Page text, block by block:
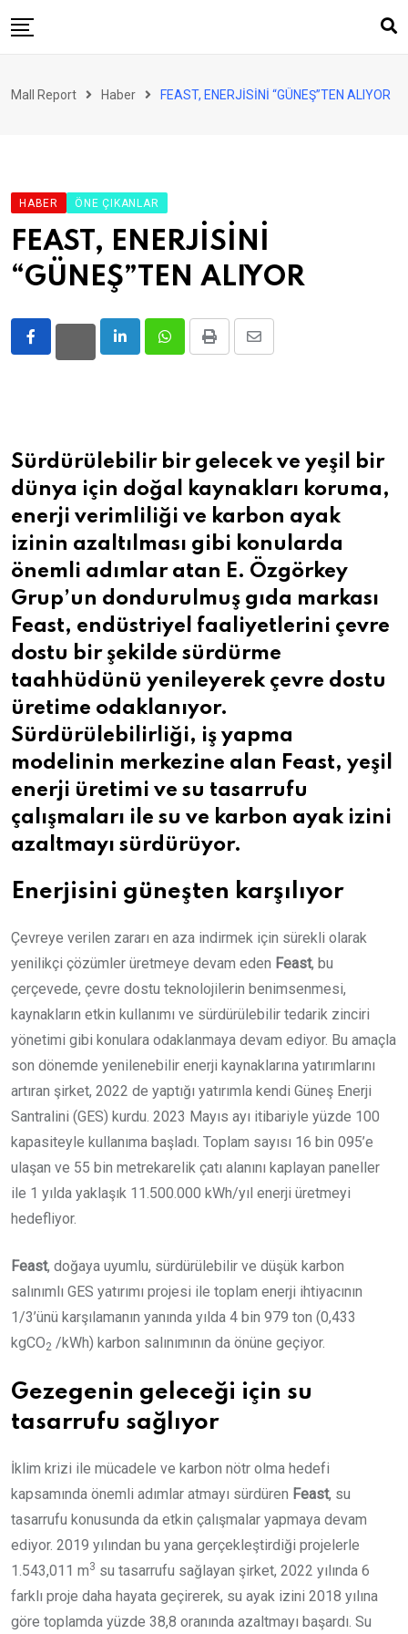
to
Perakende
FinTech
Ürün ve Hizmet
Enerji
Gündem
Mall Report Haber FEAST, ENERJİSİNİ “GÜNEŞ”TEN ALIYOR
HABER ÖNE ÇIKANLAR
FEAST, ENERJİSİNİ
“GÜNEŞ”TEN ALIYOR
LinkedInWhatsappPrint
Share
Sürdürülebilir bir gelecek ve yeşil bir
dünya için doğal kaynakları koruma,
enerji verimliliği ve karbon ayak
izinin azaltılması gibi konularda
önemli adımlar atan E. Özgörkey
Grup’un dondurulmuş gıda markası
Feast, endüstriyel faaliyetlerini çevre
dostu bir şekilde sürdürme
taahhüdünü yenileyerek çevre dostu
üretime odaklanıyor.
Sürdürülebilirliği, iş yapma
modelinin merkezine alan Feast, yeşil
enerji üretimi ve su tasarrufu
çalışmaları ile su ve karbon ayak izini
azaltmayı sürdürüyor.
Enerjisini güneşten karşılıyor
Çevreye verilen zararı en aza indirmek için sürekli olarak
yenilikçi çözümler üretmeye devam eden Feast, bu
çerçevede, çevre dostu teknolojilerin benimsenmesi,
kaynakların etkin kullanımı ve sürdürülebilir tedarik zinciri
yönetimi gibi konulara odaklanmaya devam ediyor. Bu amaçla
son dönemde yenilenebilir enerji kaynaklarına yatırımlarını
artıran şirket, 2022 de yaptığı yatırımla kendi Güneş Enerji
Santralini (GES) kurdu. 2023 Mayıs ayı itibariyle yüzde 100
kapasiteyle kullanıma başladı. Toplam sayısı 16 bin 095’e
ulaşan ve 55 bin metrekarelik çatı alanını kaplayan paneller
ile 1 yılda yaklaşık 11.500.000 kWh/yıl enerji üretmeyi
hedefliyor.
Feast, doğaya uyumlu, sürdürülebilir ve düşük karbon
salınımlı GES yatırımı projesi ile toplam enerji ihtiyacının
1/3’ünü karşılamanın yanında yılda 4 bin 979 ton (0,433
kgCO2 /kWh) karbon salınımının da önüne geçiyor.
Gezegenin geleceği için su
tasarrufu sağlıyor
İklim krizi ile mücadele ve karbon nötr olma hedefi
kapsamında önemli adımlar atmayı sürdüren Feast, su
tasarrufu konusunda da etkin çalışmalar yapmaya devam
ediyor. 2019 yılından bu yana gerçekleştirdiği projelerle
1.543,011 m3 su tasarrufu sağlayan şirket, 2022 yılında 6
farklı proje daha hayata geçirerek, su ayak izini 2018 yılına
göre toplamda yüzde 38,8 oranında azaltmayı başardı. Su